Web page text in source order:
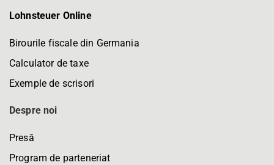
Lohnsteuer Online
Birourile fiscale din Germania
Calculator de taxe
Exemple de scrisori
Despre noi
Presă
Program de parteneriat